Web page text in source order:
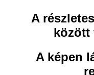
A
között
A képen